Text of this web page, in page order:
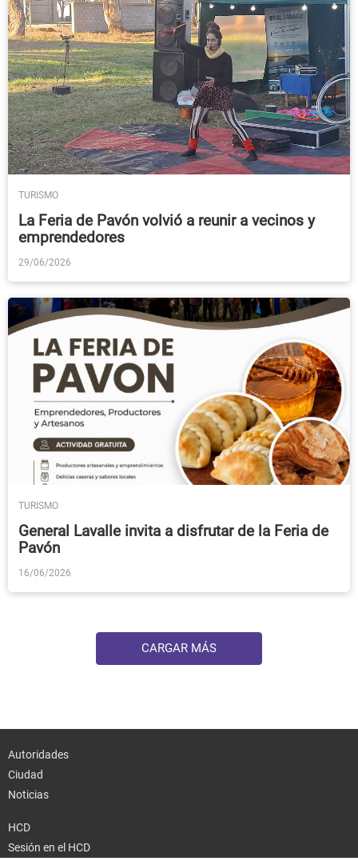
TURISMO
La Feria de Pavón volvió a reunir a vecinos y
emprendedores
29/06/2026
TURISMO
General Lavalle invita a disfrutar de la Feria de
Pavón
16/06/2026
CARGAR MÁS
Autoridades
Ciudad
Noticias
HCD
Sesión en el HCD